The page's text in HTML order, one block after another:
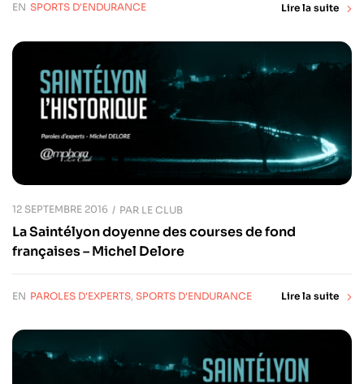
EN SPORTS D'ENDURANCE Lire la suite
12 SEPTEMBRE 2016 PAR LE CLUB
La Saintélyon doyenne des courses de fond
françaises – Michel Delore
EN PAROLES D'EXPERTS, SPORTS D'ENDURANCE Lire la suite